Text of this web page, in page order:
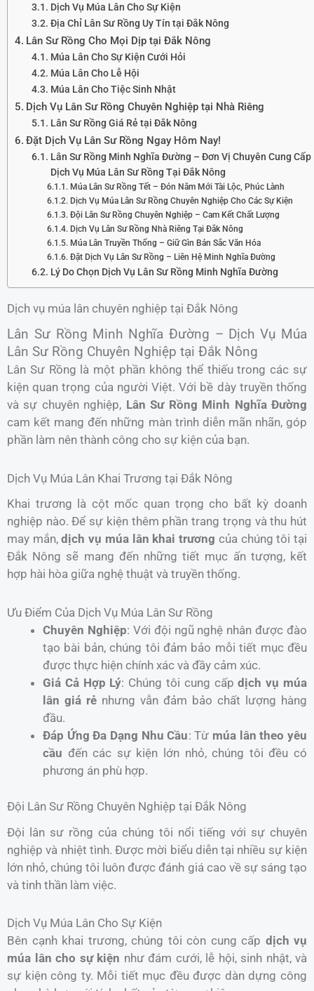
Dịch Vụ Múa Lân Cho Sự Kiện
Địa Chỉ Lân Sư Rồng Uy Tín tại Đắk Nông
Lân Sư Rồng Cho Mọi Dịp tại Đắk Nông
Múa Lân Cho Sự Kiện Cưới Hỏi
Múa Lân Cho Lễ Hội
Múa Lân Cho Tiệc Sinh Nhật
Dịch Vụ Lân Sư Rồng Chuyên Nghiệp tại Nhà Riêng
Lân Sư Rồng Giá Rẻ tại Đắk Nông
Đặt Dịch Vụ Lân Sư Rồng Ngay Hôm Nay!
Lân Sư Rồng Minh Nghĩa Đường – Đơn Vị Chuyên Cung Cấp
Dịch Vụ Múa Lân Sư Rồng Tại Đắk Nông
Múa Lân Sư Rồng Tết – Đón Năm Mới Tài Lộc, Phúc Lành
Dịch Vụ Múa Lân Sư Rồng Chuyên Nghiệp Cho Các Sự Kiện
Đội Lân Sư Rồng Chuyên Nghiệp – Cam Kết Chất Lượng
Dịch Vụ Lân Sư Rồng Nhà Riêng Tại Đắk Nông
Múa Lân Truyền Thống – Giữ Gìn Bản Sắc Văn Hóa
Đặt Dịch Vụ Lân Sư Rồng – Liên Hệ Minh Nghĩa Đường
Lý Do Chọn Dịch Vụ Lân Sư Rồng Minh Nghĩa Đường
Dịch vụ múa lân chuyên nghiệp tại Đắk Nông
Lân Sư Rồng Minh Nghĩa Đường – Dịch Vụ Múa
Lân Sư Rồng Chuyên Nghiệp tại Đắk Nông
Lân Sư Rồng là một phần không thể thiếu trong các sự
kiện quan trọng của người Việt. Với bề dày truyền thống
và sự chuyên nghiệp, Lân Sư Rồng Minh Nghĩa Đường
cam kết mang đến những màn trình diễn mãn nhãn, góp
phần làm nên thành công cho sự kiện của bạn.
Dịch Vụ Múa Lân Khai Trương tại Đắk Nông
Khai trương là cột mốc quan trọng cho bất kỳ doanh
nghiệp nào. Để sự kiện thêm phần trang trọng và thu hút
may mắn,dịch vụ múa lân khai trương của chúng tôi tại
Đắk Nông sẽ mang đến những tiết mục ấn tượng, kết
hợp hài hòa giữa nghệ thuật và truyền thống.
Ưu Điểm Của Dịch Vụ Múa Lân Sư Rồng
Chuyên Nghiệp: Với đội ngũ nghệ nhân được đào
tạo bài bản, chúng tôi đảm bảo mỗi tiết mục đều
được thực hiện chính xác và đầy cảm xúc.
Giá Cả Hợp Lý: Chúng tôi cung cấpdịch vụ múa
lân giá rẻ nhưng vẫn đảm bảo chất lượng hàng
đầu.
Đáp Ứng Đa Dạng Nhu Cầu: Từ múa lân theo yêu
cầu đến các sự kiện lớn nhỏ, chúng tôi đều có
phương án phù hợp.
Đội Lân Sư Rồng Chuyên Nghiệp tại Đắk Nông
Đội lân sư rồng của chúng tôi nổi tiếng với sự chuyên
nghiệp và nhiệt tình. Được mời biểu diễn tại nhiều sự kiện
lớn nhỏ, chúng tôi luôn được đánh giá cao về sự sáng tạo
và tinh thần làm việc.
Dịch Vụ Múa Lân Cho Sự Kiện
Bên cạnh khai trương, chúng tôi còn cung cấp dịch vụ
múa lân cho sự kiện như đám cưới, lễ hội, sinh nhật, và
sự kiện công ty. Mỗi tiết mục đều được dàn dựng công